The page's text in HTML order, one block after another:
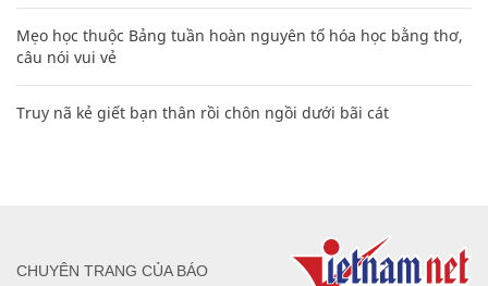
Mẹo học thuộc Bảng tuần hoàn nguyên tố hóa học bằng thơ,
câu nói vui vẻ
Truy nã kẻ giết bạn thân rồi chôn ngồi dưới bãi cát
CHUYÊN TRANG CỦA BÁO